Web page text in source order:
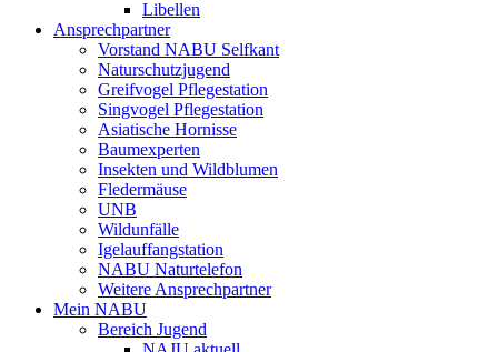
Libellen
Ansprechpartner
Vorstand NABU Selfkant
Naturschutzjugend
Greifvogel Pflegestation
Singvogel Pflegestation
Asiatische Hornisse
Baumexperten
Insekten und Wildblumen
Fledermäuse
UNB
Wildunfälle
Igelauffangstation
NABU Naturtelefon
Weitere Ansprechpartner
Mein NABU
Bereich Jugend